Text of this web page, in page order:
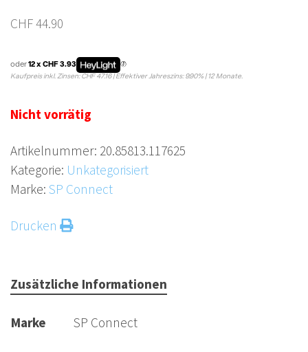
CHF44.90
oder12 x CHF 3.93
Kaufpreis inkl. Zinsen: CHF 47.16 | Effektiver Jahreszins: 9.90% | 12 Monate.
Nicht vorrätig
Artikelnummer: 20.85813.117625
Kategorie: Unkategorisiert
Marke: SP Connect
Drucken
Zusätzliche Informationen
Marke SP Connect